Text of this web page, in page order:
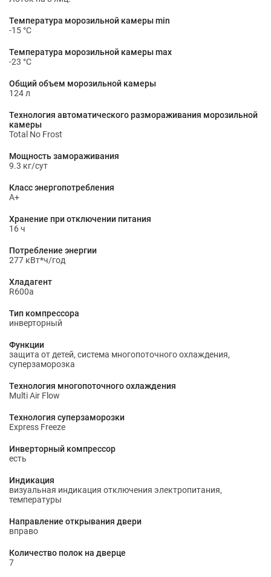
Температура морозильной камеры min
-15 °С
Температура морозильной камеры max
-23 °С
Общий объем морозильной камеры
124 л
Технология автоматического размораживания морозильной
камеры
Total No Frost
Мощность замораживания
9.3 кг/сут
Класс энергопотребления
A+
Хранение при отключении питания
16 ч
Потребление энергии
277 кВт*ч/год
Хладагент
R600a
Тип компрессора
инверторный
Функции
защита от детей, система многопоточного охлаждения,
суперзаморозка
Технология многопоточного охлаждения
Multi Air Flow
Технология суперзаморозки
Express Freeze
Инверторный компрессор
есть
Индикация
визуальная индикация отключения электропитания,
температуры
Направление открывания двери
вправо
Количество полок на дверце
7